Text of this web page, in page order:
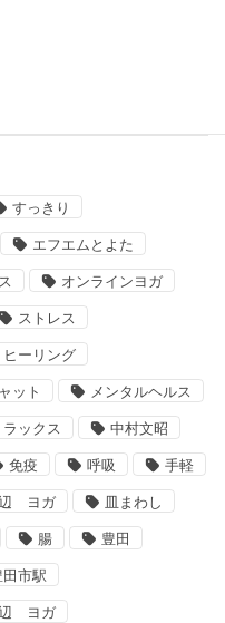
すっきり
エフエムとよた
オンラインヨガ
ストレス
ヒーリング
ット メンタルヘルス
ラックス 中村文昭
免疫 呼吸 手軽
辺 ヨガ 皿まわし
腸 豊田
田市駅
辺 ヨガ